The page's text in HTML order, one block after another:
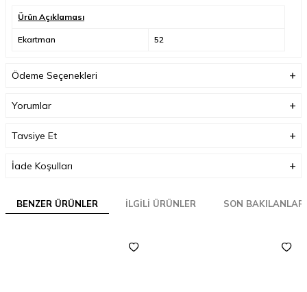
Ürün Açıklaması
Ekartman 52
Ödeme Seçenekleri
Yorumlar
Tavsiye Et
İade Koşulları
BENZER ÜRÜNLER İLGILI ÜRÜNLER SON BAKILANLAR